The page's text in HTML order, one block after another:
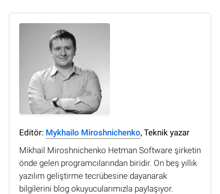
Editör: Mykhailo Miroshnichenko, Teknik yazar
Mikhail Miroshnichenko Hetman Software şirketin
önde gelen programcılarından biridir. On beş yıllık
yazılım geliştirme tecrübesine dayanarak
bilgilerini blog okuyucularımızla paylaşıyor.